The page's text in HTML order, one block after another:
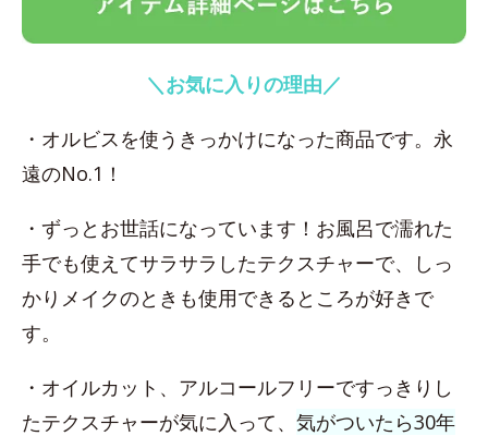
＼お気に入りの理由／
・オルビスを使うきっかけになった商品です。永
遠のNo.1！
・ずっとお世話になっています！お風呂で濡れた
手でも使えてサラサラしたテクスチャーで、しっ
かりメイクのときも使用できるところが好きで
す。
・オイルカット、アルコールフリーですっきりし
たテクスチャーが気に入って、 気がついたら30年